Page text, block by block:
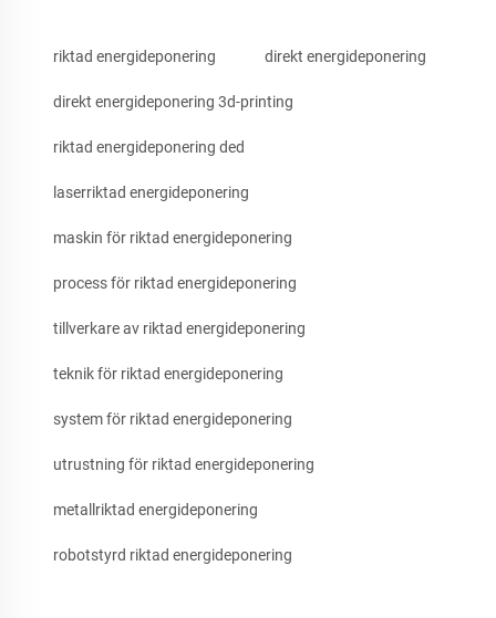
riktad energideponering direkt energideponering
direkt energideponering 3d-printing
riktad energideponering ded
laserriktad energideponering
maskin för riktad energideponering
process för riktad energideponering
tillverkare av riktad energideponering
teknik för riktad energideponering
system för riktad energideponering
utrustning för riktad energideponering
metallriktad energideponering
robotstyrd riktad energideponering